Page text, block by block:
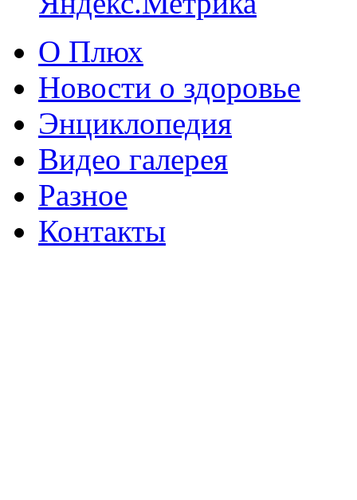
О Плюх
Новости о здоровье
Энциклопедия
Видео галерея
Разное
Контакты